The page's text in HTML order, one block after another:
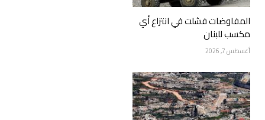
المفاوضات فشلت في انتزاع أي
مكسب للبنان
أغسطس 7, 2026